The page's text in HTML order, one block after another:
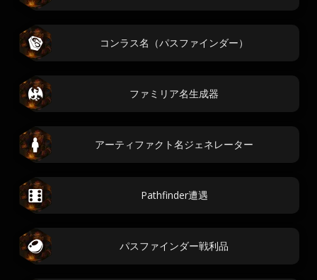
コンラス名（パスファインダー）
ファミリア名生成器
アーティファクト名ジェネレーター
Pathfinder遭遇
パスファインダー戦利品